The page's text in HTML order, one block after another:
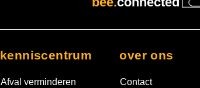
kenniscentrum
Afval verminderen
over ons
Contact